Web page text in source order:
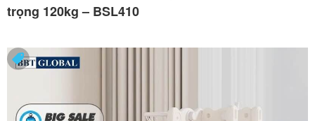
trọng 120kg – BSL410